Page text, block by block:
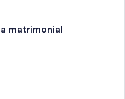
matrimonial